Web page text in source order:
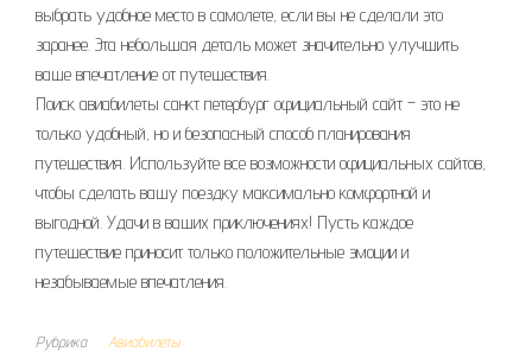
выбрать удобное место в самолете, если вы не сделали это
заранее. Эта небольшая деталь может значительно улучшить
ваше впечатление от путешествия.
Поиск авиабилеты санкт петербург официальный сайт – это не
только удобный, но и безопасный способ планирования
путешествия. Используйте все возможности официальных сайтов,
чтобы сделать вашу поездку максимально комфортной и
выгодной. Удачи в ваших приключениях! Пусть каждое
путешествие приносит только положительные эмоции и
незабываемые впечатления.
Рубрика Авиабилеты